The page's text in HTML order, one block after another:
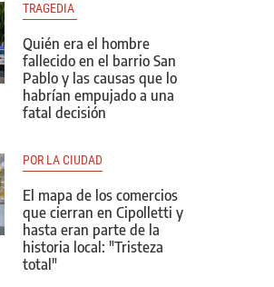
TRAGEDIA
Quién era el hombre
fallecido en el barrio San
Pablo y las causas que lo
habrían empujado a una
fatal decisión
POR LA CIUDAD
El mapa de los comercios
que cierran en Cipolletti y
hasta eran parte de la
historia local: "Tristeza
total"